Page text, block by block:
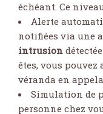
échéant. Ce
Alerte
notifiées via une
intrusion
êtes, vous
véranda en
Simulation de
personne chez